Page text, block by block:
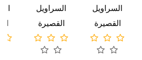
السراويل
القصيرة
السراويل
القصيرة